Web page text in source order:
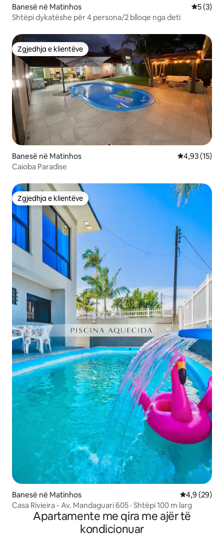
Banesë në Matinhos
5 (3)
Shtëpi dykatëshe për 4 persona/2 blloqe nga deti
Zgjedhja e klientëve
Zgjedhja e klientëve
Banesë në Matinhos Vlerësimi
4,93 (15)
Caioba Paradise
Zgjedhja e klientëve
Zgjedhja e klientëve
Banesë në Matinhos Vlerësimi
4,9 (29)
Casa Rivieira - Av. Mandaguari 605 · Shtëpi 100 m larg
Apartamente me qira me ajër të
kondicionuar